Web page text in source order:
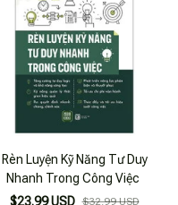
Rèn Luyện Kỹ Năng Tư Duy
Nhanh Trong Công Việc
$23.99 USD $32.99 USD